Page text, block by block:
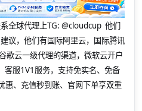
全球代理上TG: @cloudcup 他们
议，他们有国际阿里云，国际腾讯
歌云一级代理的渠道，微软云开户
客服1V1服务，支持免实名、免备
惠、充值秒到账、官网下单享双重